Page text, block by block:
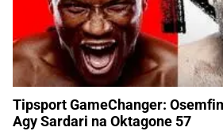
Tipsport GameChanger:
Agy Sardari na Oktagone 57